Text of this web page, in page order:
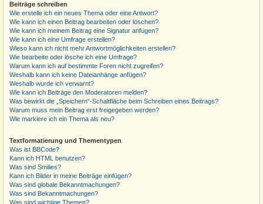
Beiträge schreiben
Wie erstelle ich ein neues Thema oder eine Antwort?
Wie kann ich einen Beitrag bearbeiten oder löschen?
Wie kann ich meinem Beitrag eine Signatur anfügen?
Wie kann ich eine Umfrage erstellen?
Wieso kann ich nicht mehr Antwortmöglichkeiten erstellen?
Wie bearbeite oder lösche ich eine Umfrage?
Warum kann ich auf bestimmte Foren nicht zugreifen?
Weshalb kann ich keine Dateianhänge anfügen?
Weshalb wurde ich verwarnt?
Wie kann ich Beiträge den Moderatoren melden?
Was bewirkt die „Speichern“-Schaltfläche beim Schreiben eines Beitrags?
Warum muss mein Beitrag erst freigegeben werden?
Wie markiere ich ein Thema als neu?
Textformatierung und Thementypen
Was ist BBCode?
Kann ich HTML benutzen?
Was sind Smilies?
Kann ich Bilder in meine Beiträge einfügen?
Was sind globale Bekanntmachungen?
Was sind Bekanntmachungen?
Was sind wichtige Themen?